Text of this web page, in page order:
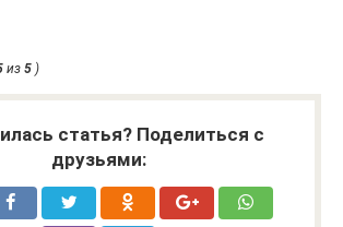
из 5 )
статья? Поделиться с
друзьями: